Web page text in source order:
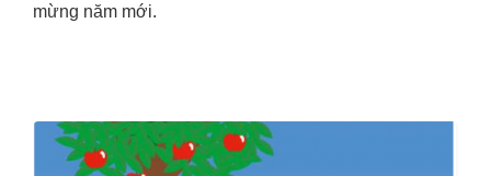
mừng năm mới.